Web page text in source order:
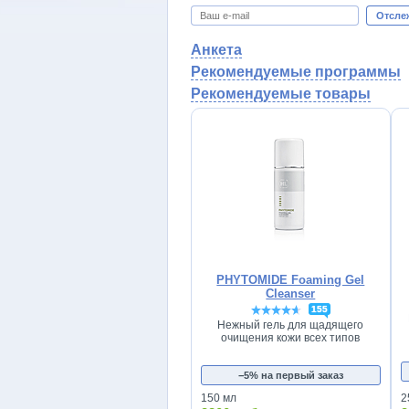
Анкета
Рекомендуемые программы
Рекомендуемые товары
PHYTOMIDE Foaming Gel
Cleanser
155
Нежный гель для щадящего
очищения кожи всех типов
−5% на первый заказ
150 мл